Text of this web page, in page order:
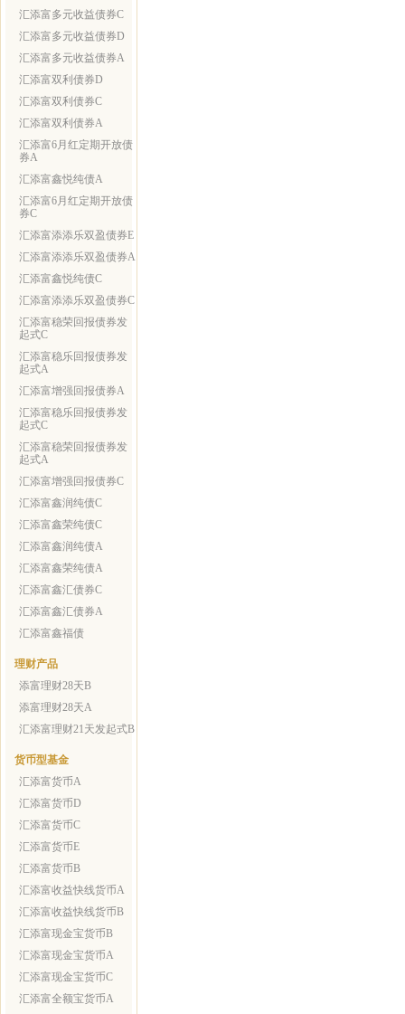
汇添富多元收益债券C
汇添富多元收益债券D
汇添富多元收益债券A
汇添富双利债券D
汇添富双利债券C
汇添富双利债券A
汇添富6月红定期开放债
券A
汇添富鑫悦纯债A
汇添富6月红定期开放债
券C
汇添富添添乐双盈债券E
汇添富添添乐双盈债券A
汇添富鑫悦纯债C
汇添富添添乐双盈债券C
汇添富稳荣回报债券发
起式C
汇添富稳乐回报债券发
起式A
汇添富增强回报债券A
汇添富稳乐回报债券发
起式C
汇添富稳荣回报债券发
起式A
汇添富增强回报债券C
汇添富鑫润纯债C
汇添富鑫荣纯债C
汇添富鑫润纯债A
汇添富鑫荣纯债A
汇添富鑫汇债券C
汇添富鑫汇债券A
汇添富鑫福债
理财产品
添富理财28天B
添富理财28天A
汇添富理财21天发起式B
货币型基金
汇添富货币A
汇添富货币D
汇添富货币C
汇添富货币E
汇添富货币B
汇添富收益快线货币A
汇添富收益快线货币B
汇添富现金宝货币B
汇添富现金宝货币A
汇添富现金宝货币C
汇添富全额宝货币A